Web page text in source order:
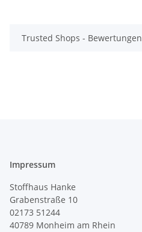
Trusted Shops - Bewertungen
Impressum
Stoffhaus Hanke
Grabenstraße 10
02173 51244
40789 Monheim am Rhein